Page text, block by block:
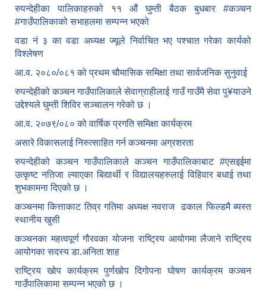
रुपन्देहीका पालिकाहरुको ११ औं घुम्ती बैठक बुधबार #कञ्चन
#गाउँपालिकाको सभाहलमा सम्पन्न भएको
वडा नं ३ का वडा अध्यक्ष ज्यूले निर्वाचित भए पश्चात गरेका कार्यको
विश्लेषण
आ.व. २०८०/०८१ को प्रथम चौमासिक समिक्षा तथा सार्वजनिक सुनुवाई
रुपन्देहीको कञ्चन गाउँपालिकाले सेवाग्राहीलाई गाउँ गाउँमै सेवा पु¥याउने
उद्देश्यले घुम्ती शिविर सञ्चालन गरेको छ ।
आ.व. २०७९/०८० को वार्षिक प्रगति समिक्षा कार्यक्रम
असारे विकासलाई निरुत्साहित गर्न कञ्चनमा अग्रशरता
रुपन्देहीको कञ्चन गाउँपालिकाले कञ्चन गाउँपालिकाबाट #एसइईमा
उत्कृष्ट नतिजा ल्याएका बिद्यार्थी र विद्यालयहरुलाई विहिवार बधाई तथा
शुभकामना दिएको छ ।
कञ्चनमा कित्ताकाट तिव्र गतिमा अध्यक्ष नवराज ढकाल फिल्डमै ब्यस्त
स्थानीय खुसी
कञ्चनका महत्वपूर्ण गौरवका योजना राष्ट्रिय आयोगमा लैजाने राष्ट्रिय
आयोगका सदस्य डा.अनिता शाह
राष्ट्रिय खोप कार्यक्रम पुर्णखोप दिगोपना घोषण कार्यक्रम कञ्‍चन
गाउँपालिकामा सम्पन्न भएको छ ।